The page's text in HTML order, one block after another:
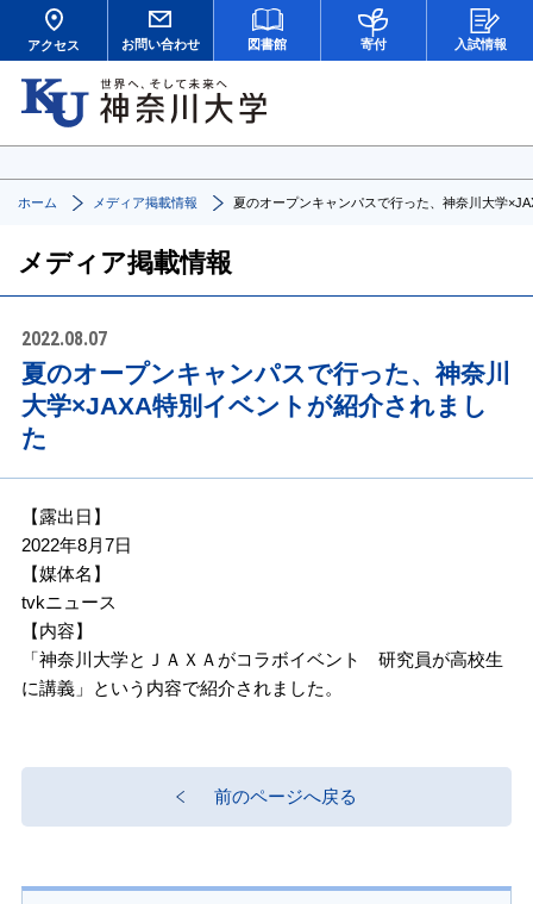
アクセス お問い合わせ 図書館 寄付 入試情報
ホーム メディア掲載情報 夏のオープンキャンパスで行った、神奈川大学
メディア掲載情報
2022.08.07
夏のオープンキャンパスで行った、神奈川
大学×JAXA特別イベントが紹介されまし
た
【露出日】
2022年8月7日
【媒体名】
tvkニュース
【内容】
「神奈川大学とＪＡＸＡがコラボイベント 研究員が高校生
に講義」という内容で紹介されました。
前のページへ戻る